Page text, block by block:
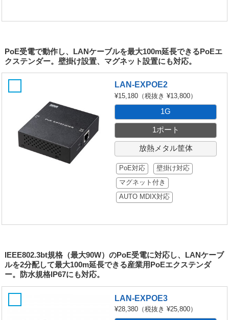
PoE受電で動作し、LANケーブルを最大100m延長できるPoEエ
クステンダー。壁掛け設置、マグネット設置にも対応。
LAN-EXPOE2
¥15,180（税抜き ¥13,800）
1G
1ポート
放熱メタル筐体
PoE対応
壁掛け対応
マグネット付き
AUTO MDIX対応
IEEE802.3bt規格（最大90W）のPoE受電に対応し、LANケーブ
ルを2分配して最大100m延長できる産業用PoEエクステンダ
ー。防水規格IP67にも対応。
LAN-EXPOE3
¥28,380（税抜き ¥25,800）